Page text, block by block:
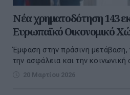
Νέα χρηματοδότηση 143
Ευρωπαϊκό Οικονομικό
Έμφαση στην πράσινη μετάβαση,
την ασφάλεια και την κοινωνική
20 Μαρτίου 2026